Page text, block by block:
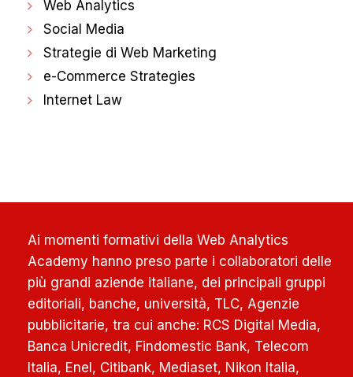
Web Analytics
Social Media
Strategie di Web Marketing
e-Commerce Strategies
Internet Law
Ai momenti formativi della Web Analytics
Academy hanno preso parte i collaboratori delle
più grandi aziende italiane, dei principali gruppi
editoriali, banche, università, TLC, Agenzie
pubblicitarie, tra cui anche: RCS Digital Media,
Banca Unicredit, Findomestic Bank, Telecom
Italia, Enel, Citibank, Mediaset, Nikon Italia,